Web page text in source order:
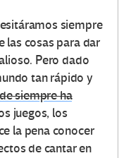
siempre
las cosas para dar
Pero dado
tan rápido y
siempre ha
juegos, los
la pena conocer
de cantar en